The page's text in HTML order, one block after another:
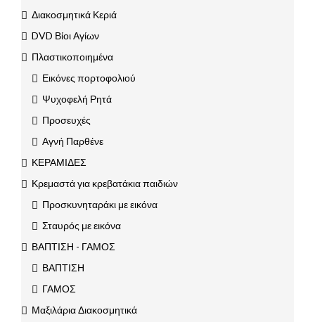
Διακοσμητικά Κεριά
DVD Βίοι Αγίων
Πλαστικοποιημένα
Εικόνες πορτοφολιού
Ψυχοφελή Ρητά
Προσευχές
Αγνή Παρθένε
ΚΕΡΑΜΙΔΕΣ
Κρεμαστά για κρεβατάκια παιδιών
Προσκυνηταράκι με εικόνα
Σταυρός με εικόνα
ΒΑΠΤΙΣΗ - ΓΑΜΟΣ
ΒΑΠΤΙΣΗ
ΓΑΜΟΣ
Μαξιλάρια Διακοσμητικά